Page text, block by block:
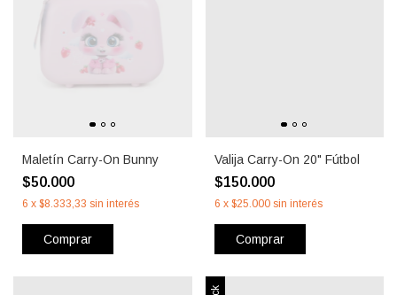
Maletín Carry-On Bunny
$50.000
6 x $8.333,33 sin interés
Comprar
Valija Carry-On 20" Fútbol
$150.000
6 x $25.000 sin interés
Comprar